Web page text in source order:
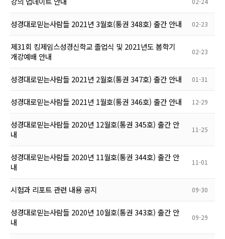
성경대로믿는사람들 2021년 3월호(통권 348호) 출간 안내 02-23
제31회 킹제임스성경신학교 졸업식 및 2021년도 봄학기
개강예배 안내
02-23
성경대로믿는사람들 2021년 2월호(통권 347호) 출간 안내 01-31
성경대로믿는사람들 2021년 1월호(통권 346호) 출간 안내 12-29
성경대로믿는사람들 2020년 12월호(통권 345호) 출간 안
내
11-25
성경대로믿는사람들 2020년 11월호(통권 344호) 출간 안
내
11-01
시험과 리포트 관련 내용 공지 09-30
성경대로믿는사람들 2020년 10월호(통권 343호) 출간 안
내
09-29